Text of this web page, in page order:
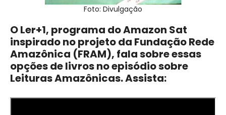
Foto: Divulgação
O Ler+1, programa do Amazon Sat
inspirado no projeto da Fundação Rede
Amazônica (FRAM), fala sobre essas
opções de livros no episódio sobre
Leituras Amazônicas. Assista: